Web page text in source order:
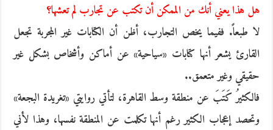
هل هذا يعني أنك من الممكن أن تكتب عن تجارب لم تعشها؟
لا طبعاً. ففيما يخص التجارب، أظن أن الكتابات غير المجربة تجعل
القارئ يشعر أنها كتابات «سياحية» عن أماكن وأشخاص بشكل غير
حقيقي وغير متعمق..
فالكثيرُ كَتَبَ عن منطقة وسط القاهرة، لتأتي روايتي «تغريدة البجعة»
وتحصد إعجاب الكثير رغم أنها تكلمت عن المنطقة نفسها، وهذا لأني